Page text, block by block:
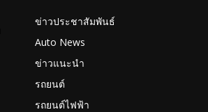
ข่าวประชาสัมพันธ์
Auto News
ข่าวแนะนำ
รถยนต์
รถยนต์ไฟฟ้า